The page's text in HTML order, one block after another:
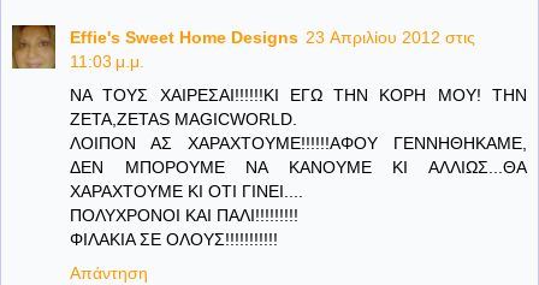
Effie's Sweet Home Designs 23 Απριλίου 2012 στις
11:03 μ.μ.
ΝΑ ΤΟΥΣ ΧΑΙΡΕΣΑΙ!!!!!!ΚΙ ΕΓΩ ΤΗΝ ΚΟΡΗ ΜΟΥ! ΤΗΝ
ΖΕΤΑ,ZETAS MAGICWORLD.
ΛΟΙΠΟΝ ΑΣ ΧΑΡΑΧΤΟΥΜΕ!!!!!!ΑΦΟΥ ΓΕΝΝΗΘΗΚΑΜΕ,
ΔΕΝ ΜΠΟΡΟΥΜΕ ΝΑ ΚΑΝΟΥΜΕ ΚΙ ΑΛΛΙΩΣ...ΘΑ
ΧΑΡΑΧΤΟΥΜΕ ΚΙ ΟΤΙ ΓΙΝΕΙ....
ΠΟΛΥΧΡΟΝΟΙ ΚΑΙ ΠΑΛΙ!!!!!!!!!
ΦΙΛΑΚΙΑ ΣΕ ΟΛΟΥΣ!!!!!!!!!!!
Απάντηση